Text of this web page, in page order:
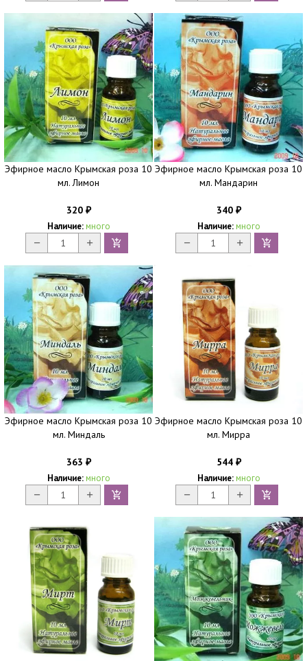
Эфирное масло Крымская роза 10
мл. Лимон
320 ₽
Наличие: много
Эфирное масло Крымская роза 10
мл. Мандарин
340 ₽
Наличие: много
Эфирное масло Крымская роза 10
мл. Миндаль
363 ₽
Наличие: много
Эфирное масло Крымская роза 10
мл. Мирра
544 ₽
Наличие: много